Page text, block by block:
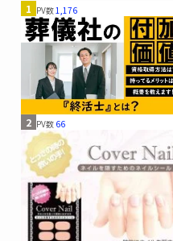
1 PV数1,176
2 PV数 66